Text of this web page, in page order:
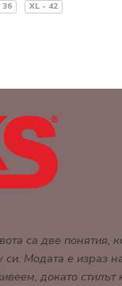
36 XL - 42
са две понятия,
Модата е израз
докато стилът